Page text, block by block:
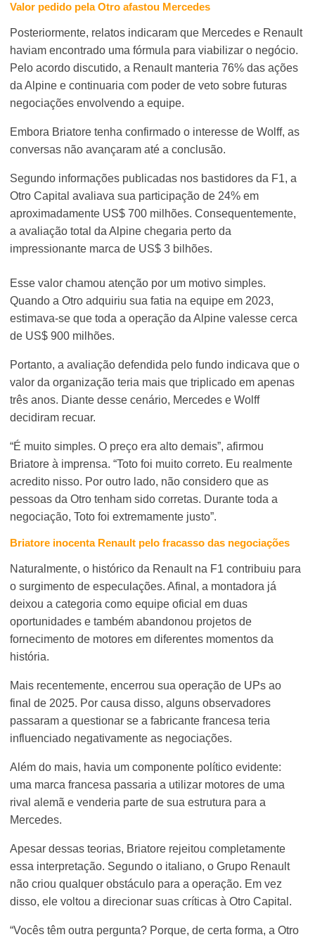
Valor pedido pela Otro afastou Mercedes
Posteriormente, relatos indicaram que Mercedes e Renault
haviam encontrado uma fórmula para viabilizar o negócio.
Pelo acordo discutido, a Renault manteria 76% das ações
da Alpine e continuaria com poder de veto sobre futuras
negociações envolvendo a equipe.
Embora Briatore tenha confirmado o interesse de Wolff, as
conversas não avançaram até a conclusão.
Segundo informações publicadas nos bastidores da F1, a
Otro Capital avaliava sua participação de 24% em
aproximadamente US$ 700 milhões. Consequentemente,
a avaliação total da Alpine chegaria perto da
impressionante marca de US$ 3 bilhões.
Esse valor chamou atenção por um motivo simples.
Quando a Otro adquiriu sua fatia na equipe em 2023,
estimava-se que toda a operação da Alpine valesse cerca
de US$ 900 milhões.
Portanto, a avaliação defendida pelo fundo indicava que o
valor da organização teria mais que triplicado em apenas
três anos. Diante desse cenário, Mercedes e Wolff
decidiram recuar.
“É muito simples. O preço era alto demais”, afirmou
Briatore à imprensa. “Toto foi muito correto. Eu realmente
acredito nisso. Por outro lado, não considero que as
pessoas da Otro tenham sido corretas. Durante toda a
negociação, Toto foi extremamente justo”.
Briatore inocenta Renault pelo fracasso das negociações
Naturalmente, o histórico da Renault na F1 contribuiu para
o surgimento de especulações. Afinal, a montadora já
deixou a categoria como equipe oficial em duas
oportunidades e também abandonou projetos de
fornecimento de motores em diferentes momentos da
história.
Mais recentemente, encerrou sua operação de UPs ao
final de 2025. Por causa disso, alguns observadores
passaram a questionar se a fabricante francesa teria
influenciado negativamente as negociações.
Além do mais, havia um componente político evidente:
uma marca francesa passaria a utilizar motores de uma
rival alemã e venderia parte de sua estrutura para a
Mercedes.
Apesar dessas teorias, Briatore rejeitou completamente
essa interpretação. Segundo o italiano, o Grupo Renault
não criou qualquer obstáculo para a operação. Em vez
disso, ele voltou a direcionar suas críticas à Otro Capital.
“Vocês têm outra pergunta? Porque, de certa forma, a Otro